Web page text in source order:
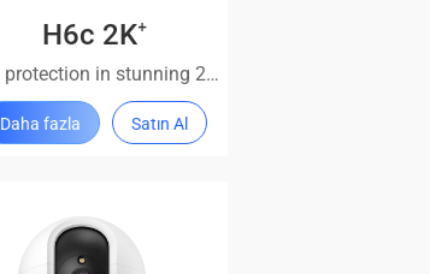
H6c 2K⁺
360° protection in stunning 2K⁺ detail
Daha fazla Satın Al